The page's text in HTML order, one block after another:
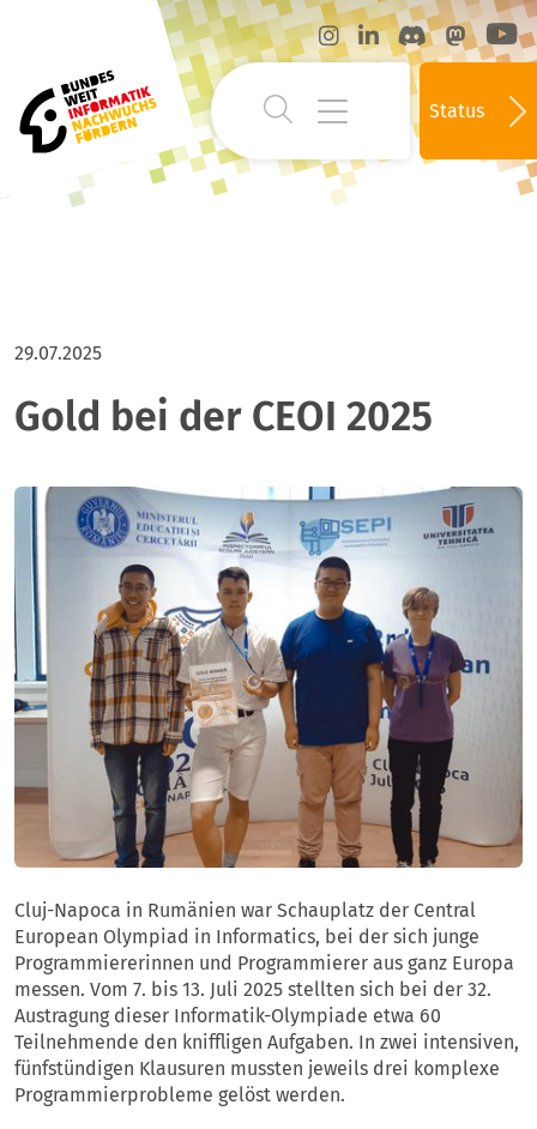
Status
29.07.2025
Gold bei der CEOI 2025
Cluj-Napoca in Rumänien war Schauplatz der Central
European Olympiad in Informatics, bei der sich junge
Programmiererinnen und Programmierer aus ganz Europa
messen. Vom 7. bis 13. Juli 2025 stellten sich bei der 32.
Austragung dieser Informatik-Olympiade etwa 60
Teilnehmende den kniffligen Aufgaben. In zwei intensiven,
fünfstündigen Klausuren mussten jeweils drei komplexe
Programmierprobleme gelöst werden.